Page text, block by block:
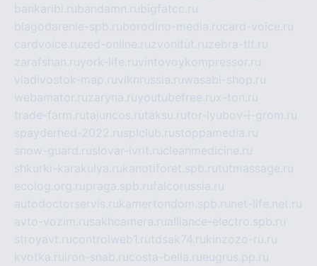
bankaribi.rubandamn.rubigfatcc.ru
blagodarenie-spb.ruborodino-media.rucard-voice.ru
cardvoice.ruzed-online.ruzvonitut.ruzebra-tlt.ru
zarafshan.ruyork-life.ruvintovoykompressor.ru
vladivostok-map.ruvlknrussia.ruwasabi-shop.ru
webamator.ruzaryna.ruyoutubefree.rux-ton.ru
trade-farm.rutajuncos.rutaksu.rutor-lyubov-i-grom.ru
spayderhed-2022.rusplclub.rustoppamedia.ru
snow-guard.ruslovar-ivrit.rucleanmedicine.ru
shkurki-karakulya.rukanotiforet.spb.rututmassage.ru
ecolog.org.rupraga.spb.rufalcorussia.ru
autodoctorservis.rukamertondom.spb.ru net-life.net.ru
avto-vozim.rusakhcamera.rualliance-electro.spb.ru
stroyavt.rucontrolweb1.rutdsak74.rukinzozo-ru.ru
kvotka.ru iron-snab.rucosta-bella.rueugrus.pp.ru